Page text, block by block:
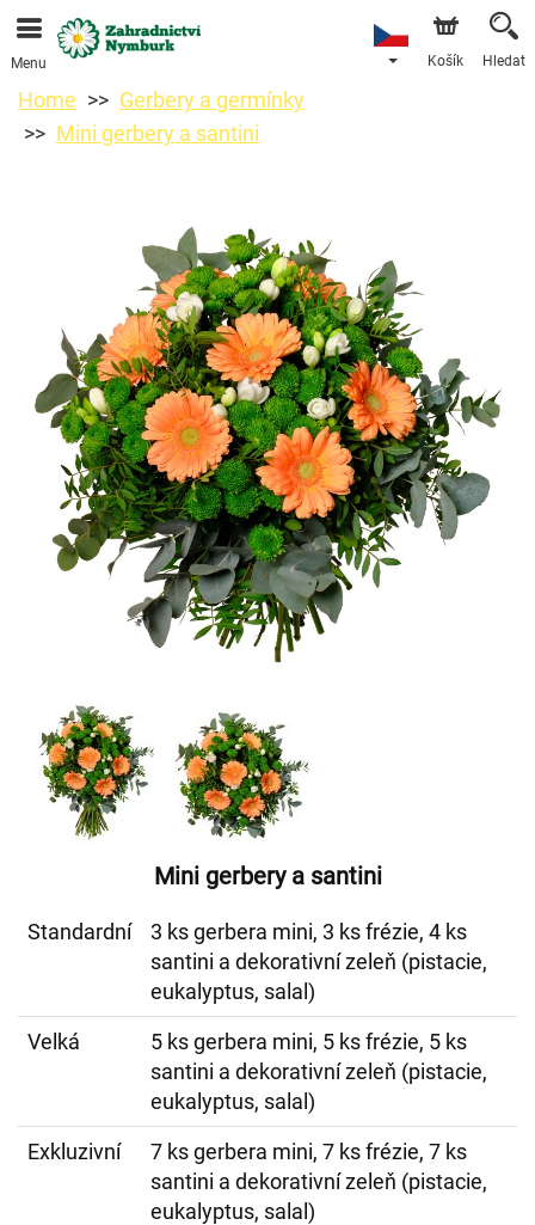
Objednávky přes e-shop přijímáme. Nejbližší možné
doručení je od 11.8.2026 z důvodu dovolené.
Menu Košík Hledat
Home
Gerbery a germínky
Mini gerbery a santini
Mini gerbery a santini
Standardní
3 ks gerbera mini, 3 ks frézie, 4 ks
santini a dekorativní zeleň (pistacie,
eukalyptus, salal)
Velká
5 ks gerbera mini, 5 ks frézie, 5 ks
santini a dekorativní zeleň (pistacie,
eukalyptus, salal)
Exkluzivní
7 ks gerbera mini, 7 ks frézie, 7 ks
santini a dekorativní zeleň (pistacie,
eukalyptus, salal)